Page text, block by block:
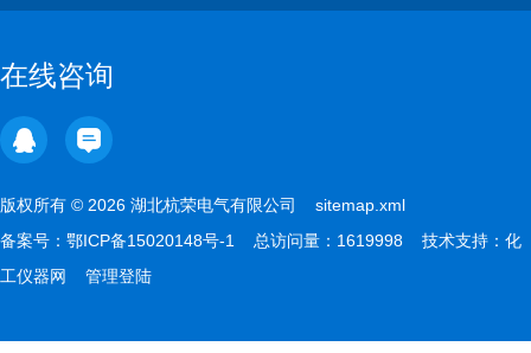
在线咨询
版权所有 © 2026 湖北杭荣电气有限公司 sitemap.xml
备案号： 鄂ICP备15020148号-1 总访问量：1619998 技术支持： 化
工仪器网
管理登陆